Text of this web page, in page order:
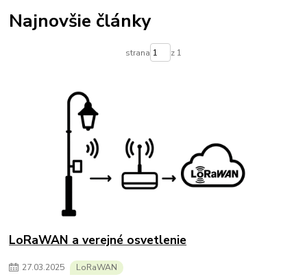
Najnovšie články
strana z 1
LoRaWAN a verejné osvetlenie
27.03.2025 LoRaWAN